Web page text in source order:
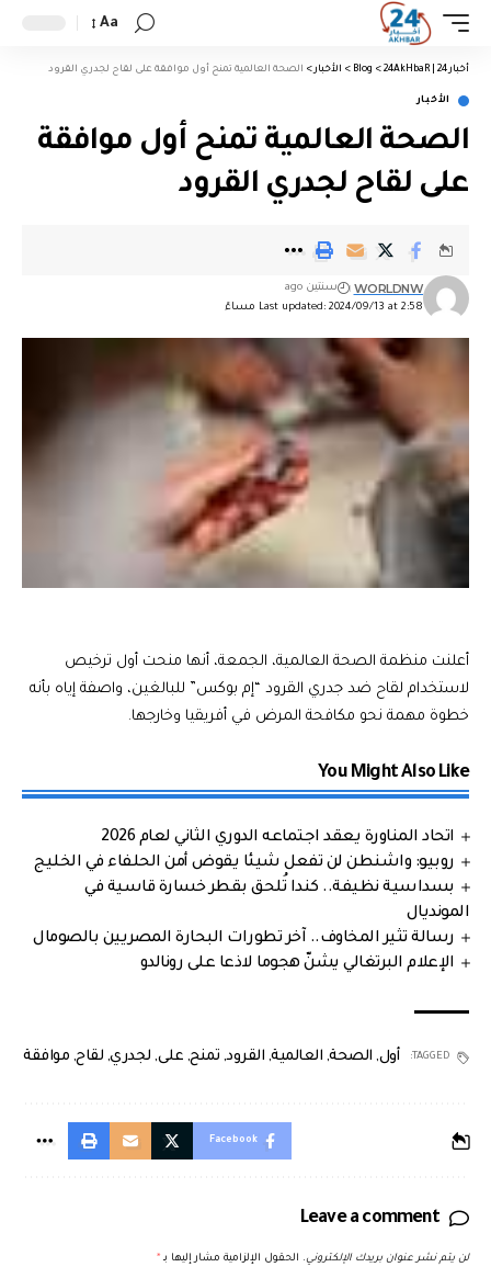
Aa
أخبار 24 | 24AkHbaR >
Blog
> الأخبار > الصحة العالمية تمنح أول موافقة على لقاح لجدري القرود
الأخبار
الصحة العالمية تمنح أول موافقة
على لقاح لجدري القرود
Last updated: 2024/09/13 at 2:58 مساءً
WORLDNW سنتين ago
أعلنت منظمة الصحة العالمية، الجمعة، أنها منحت أول ترخيص
لاستخدام لقاح ضد جدري القرود “إم بوكس” للبالغين، واصفة إياه بأنه
خطوة مهمة نحو مكافحة المرض في أفريقيا وخارجها.
You Might Also Like
اتحاد المناورة يعقد اجتماعه الدوري الثاني لعام 2026
روبيو: واشنطن لن تفعل شيئا يقوض أمن الحلفاء في الخليج
بسداسية نظيفة.. كندا تُلحق بقطر خسارة قاسية في
المونديال
رسالة تثير المخاوف.. آخر تطورات البحارة المصريين بالصومال
الإعلام البرتغالي يشنّ هجوما لاذعا على رونالدو
TAGGED: أول, الصحة, العالمية, القرود, تمنح, على, لجدري, لقاح, موافقة
Facebook
Leave a comment
لن يتم نشر عنوان بريدك الإلكتروني. الحقول الإلزامية مشار إليها بـ *